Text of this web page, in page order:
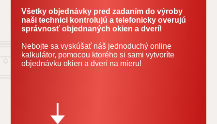
Všetky objednávky pred zadaním do výroby
naši technici kontrolujú a telefonicky overujú
správnosť objednaných okien a dverí!
Nebojte sa vyskúšať náš jednoduchý online
kalkulátor, pomocou ktorého si sami vytvoríte
objednávku okien a dverí na mieru!